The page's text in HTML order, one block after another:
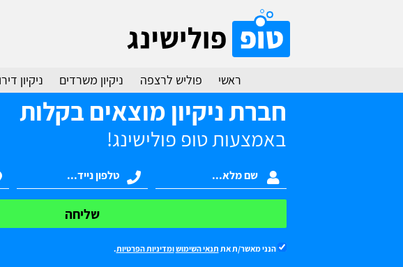
ראשי פוליש לרצפה ניקיון משרדים ניקיון
חברת ניקיון מוצאים בקלות
באמצעות טופ פולישינג!
שליחה
הנני מאשר/ת את תנאי השימושומדיניות הפרטיות.